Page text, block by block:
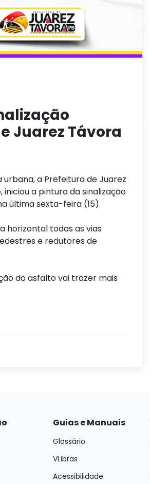
Juarez Távora
a Prefeitura de Juarez
a pintura da sinalização
última sexta-feira (15).
horizontal todas as vias
e redutores de
do asfalto vai trazer mais
Guias e Manuais
Glossário
VLibras
Acessibilidade